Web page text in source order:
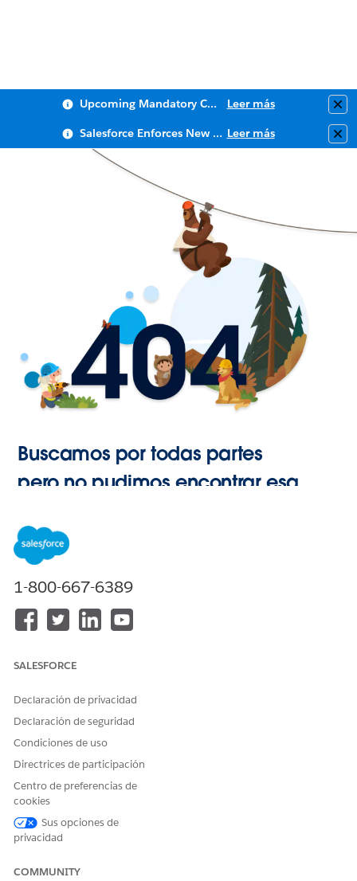
Upcoming Mandatory Changes to Public Key Infrastructure (PKI) Leer más
Salesforce Enforces New Security Requirements in Summer 2026 Leer más
Buscamos por todas partes
pero no pudimos encontrar esa
1-800-667-6389
SALESFORCE
Declaración de privacidad
Declaración de seguridad
Condiciones de uso
Directrices de participación
Centro de preferencias de
cookies
Sus opciones de
privacidad
COMMUNITY